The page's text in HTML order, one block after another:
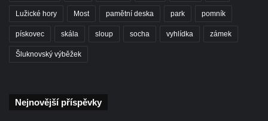
Kaple Getsemanské zahrady na křížové
cestě na Křížovém vrchu ve Frýdlantu
Poustevna na Křížové cestě na Křížovém
Lužické hory Most pamětní deska park pomník
pískovec skála sloup socha vyhlídka zámek
Šluknovský výběžek
Nejnovější příspěvky